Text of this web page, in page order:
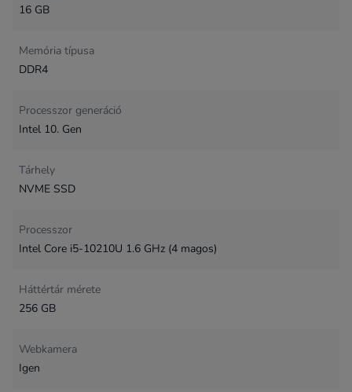
16 GB
Memória típusa
DDR4
Processzor generáció
Intel 10. Gen
Tárhely
NVME SSD
Processzor
Intel Core i5-10210U 1.6 GHz (4 magos)
Háttértár mérete
256 GB
Webkamera
Igen